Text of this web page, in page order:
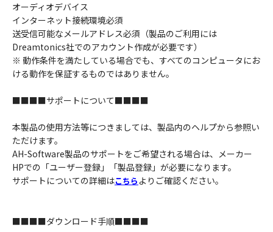
オーディオデバイス
インターネット接続環境必須
送受信可能なメールアドレス必須（製品のご利用には
Dreamtonics社でのアカウント作成が必要です）
※ 動作条件を満たしている場合でも、すべてのコンピュータにお
ける動作を保証するものではありません。
■■■■サポートについて■■■■
本製品の使用方法等につきましては、製品内のヘルプから参照い
ただけます。
AH-Software製品のサポートをご希望される場合は、メーカー
HPでの「ユーザー登録」「製品登録」が必要になります。
サポートについての詳細はこちら よりご確認ください。
■■■■ダウンロード手順■■■■